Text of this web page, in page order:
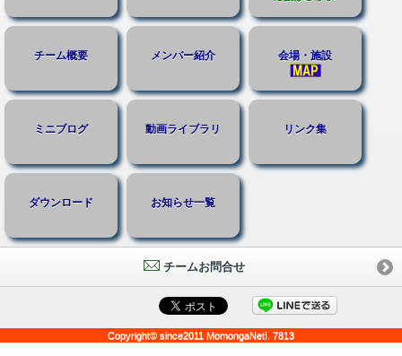
チーム概要 メンバー紹介 会場・施設
ミニブログ 動画ライブラリ リンク集
ダウンロード お知らせ一覧
チームお問合せ
Copyright© since2011 MomongaNet!. 7813